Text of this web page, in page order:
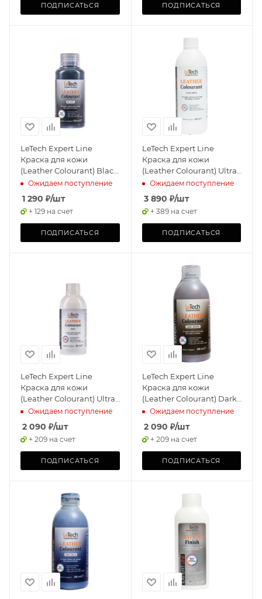
ПОДПИСАТЬСЯ ПОДПИСАТЬСЯ
LeTech Expert Line
Краска для кожи
(Leather Colourant) Black,
100мл
Ожидаем поступление
1 290 ₽/шт
+ 129 на счет
ПОДПИСАТЬСЯ
LeTech Expert Line
Краска для кожи
(Leather Colourant) Ultra
White, 500мл
Ожидаем поступление
3 890 ₽/шт
+ 389 на счет
ПОДПИСАТЬСЯ
LeTech Expert Line
Краска для кожи
(Leather Colourant) Ultra
White 200мл
Ожидаем поступление
2 090 ₽/шт
+ 209 на счет
ПОДПИСАТЬСЯ
LeTech Expert Line
Краска для кожи
(Leather Colourant) Dark
Brown, 200мл
Ожидаем поступление
2 090 ₽/шт
+ 209 на счет
ПОДПИСАТЬСЯ